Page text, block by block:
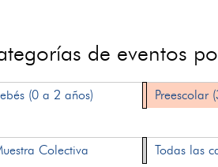
de eventos
(0 a 2 años) Preescolar
Colectiva
Todas las